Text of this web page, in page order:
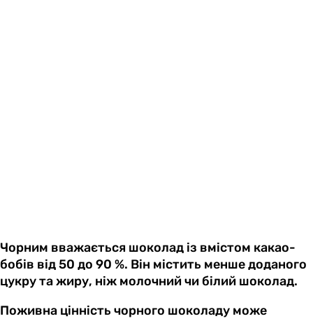
Чорним вважається шоколад із вмістом какао-
бобів від 50 до 90 %. Він містить менше доданого
цукру та жиру, ніж молочний чи білий шоколад.
Поживна цінність чорного шоколаду може